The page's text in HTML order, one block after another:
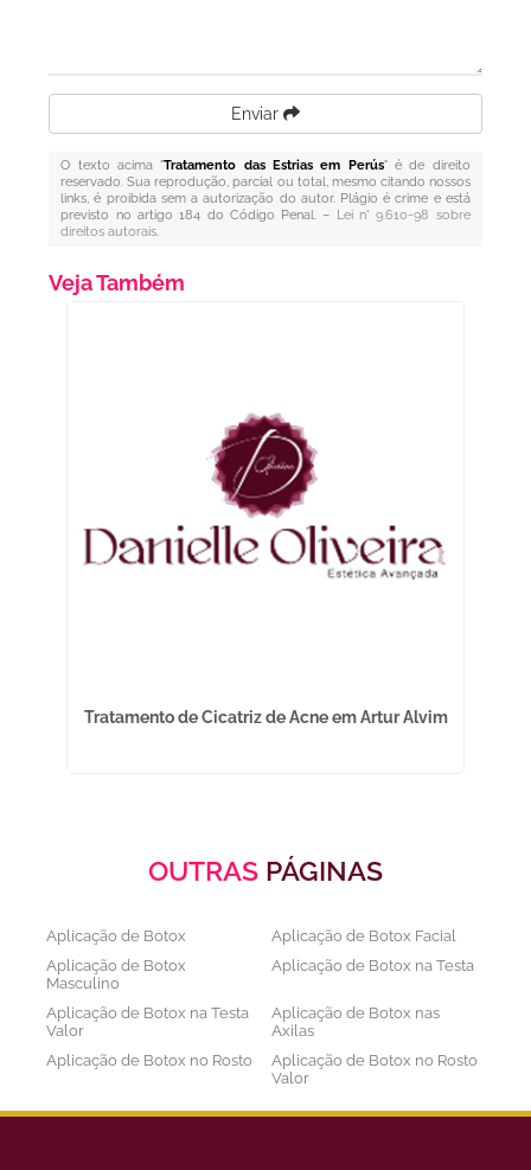
Enviar
O texto acima "Tratamento das Estrias em Perús" é de direito
reservado. Sua reprodução, parcial ou total, mesmo citando nossos
links, é proibida sem a autorização do autor. Plágio é crime e está
previsto no artigo 184 do Código Penal. – Lei n° 9.610-98 sobre
direitos autorais.
Veja Também
Tratamento de Cicatriz de Acne em Artur Alvim
OUTRAS PÁGINAS
Aplicação de Botox
Aplicação de Botox Facial
Aplicação de Botox
Masculino
Aplicação de Botox na Testa
Aplicação de Botox na Testa
Valor
Aplicação de Botox nas
Axilas
Aplicação de Botox no Rosto
Aplicação de Botox no Rosto
Valor
Aplicação de Botox nos
Aplicação de Botox Preço